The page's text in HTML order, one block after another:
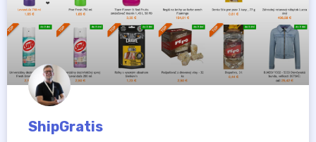
ShipGratis